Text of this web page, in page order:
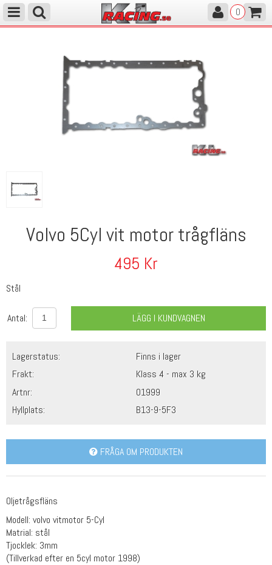
0
Volvo 5Cyl vit motor trågfläns
495 Kr
Stål
Antal: LÄGG I KUNDVAGNEN
Lagerstatus:
Finns i lager
Frakt:
Klass 4 - max 3 kg
Artnr:
01999
Hyllplats:
B13-9-5F3
FRÅGA OM PRODUKTEN
Oljetrågsfläns
Modell: volvo vitmotor 5-Cyl
Matrial: stål
Tjocklek: 3mm
(Tillverkad efter en 5cyl motor 1998)